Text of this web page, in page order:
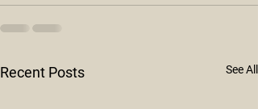
Recent Posts See All